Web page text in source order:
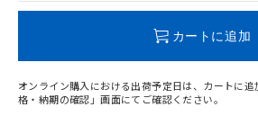
カートに追加
オンライン購入における出荷予定日は、カートに
格・納期の確認」画面にてご確認ください。